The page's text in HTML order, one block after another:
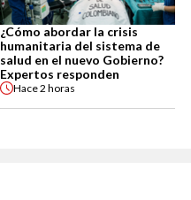
¿Cómo abordar la crisis
humanitaria del sistema de
salud en el nuevo Gobierno?
Expertos responden
Hace2 horas